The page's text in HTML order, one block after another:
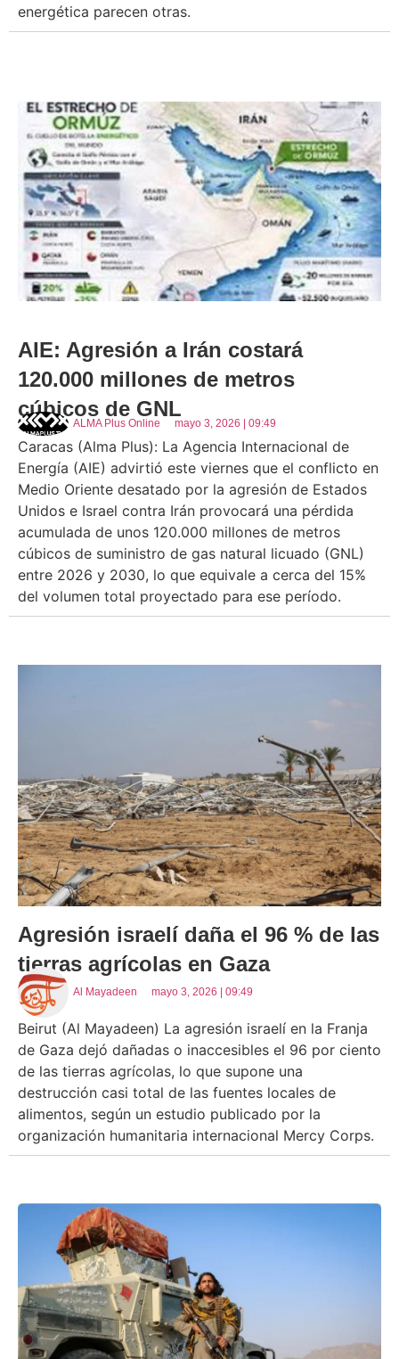
energética parecen otras.
AIE: Agresión a Irán costará
120.000 millones de metros
cúbicos de GNL
ALMA Plus Online mayo 3, 2026 | 09:49
Caracas (Alma Plus): La Agencia Internacional de
Energía (AIE) advirtió este viernes que el conflicto en
Medio Oriente desatado por la agresión de Estados
Unidos e Israel contra Irán provocará una pérdida
acumulada de unos 120.000 millones de metros
cúbicos de suministro de gas natural licuado (GNL)
entre 2026 y 2030, lo que equivale a cerca del 15%
del volumen total proyectado para ese período.
Agresión israelí daña el 96 % de las
tierras agrícolas en Gaza
Al Mayadeen mayo 3, 2026 | 09:49
Beirut (Al Mayadeen) La agresión israelí en la Franja
de Gaza dejó dañadas o inaccesibles el 96 por ciento
de las tierras agrícolas, lo que supone una
destrucción casi total de las fuentes locales de
alimentos, según un estudio publicado por la
organización humanitaria internacional Mercy Corps.